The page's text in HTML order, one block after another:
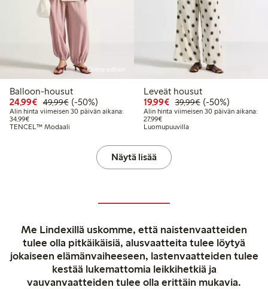
Online edition
Balloon-housut
24,99€ Alennettu hinta: 24,99 €
49,99€Normaalihinta: 49,99 €
50% alennus
(-50%)
Alin hinta viimeisen 30 päivän aikana:
34,99€Alin hinta viimeisen 30 päivän aikana: 34,99 €
TENCEL™ Modaali
Leveät housut
19,99€ Alennettu hinta: 19,99
39,99€Normaalihinta:
50% alennus
(-50%)
Alin hinta viimeisen 30 päivän aikana:
27,99€Alin hinta viimeisen 30 päivän
Luomupuuvilla
Näytä lisää
Me Lindexillä uskomme, että naistenvaatteiden
tulee olla pitkäikäisiä, alusvaatteita tulee löytyä
jokaiseen elämänvaiheeseen, lastenvaatteiden tulee
kestää lukemattomia leikkihetkiä ja
vauvanvaatteiden tulee olla erittäin mukavia.